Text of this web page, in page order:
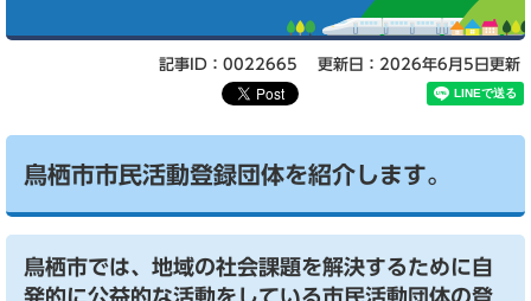
記事ID：0022665 更新日：2026年6月5日更新
鳥栖市市民活動登録団体を紹介します。
鳥栖市では、地域の社会課題を解決するために自
発的に公益的な活動をしている市民活動団体の登